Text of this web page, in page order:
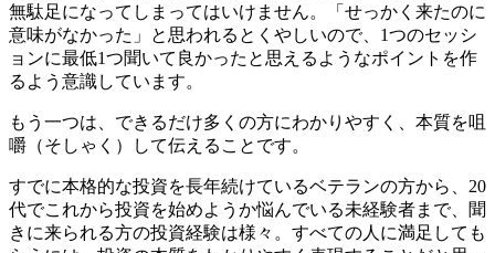
無駄足になってしまってはいけません。「せっかく来たのに
意味がなかった」と思われるとくやしいので、1つのセッシ
ョンに最低1つ聞いて良かったと思えるようなポイントを作
るよう意識しています。
もう一つは、できるだけ多くの方にわかりやすく、本質を咀
嚼（そしゃく）して伝えることです。
すでに本格的な投資を長年続けているベテランの方から、20
代でこれから投資を始めようか悩んでいる未経験者まで、聞
きに来られる方の投資経験は様々。すべての人に満足しても